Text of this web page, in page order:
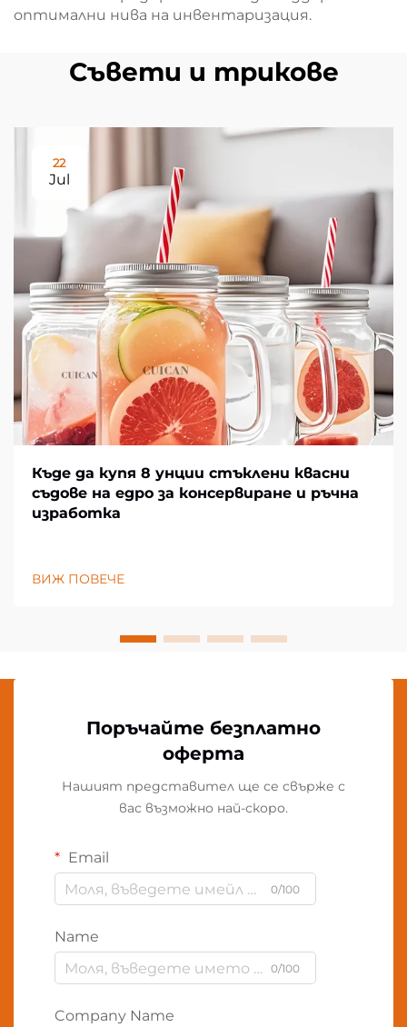
оптимални нива на инвентаризация.
Съвети и трикове
22
Jul
Къде да купя 8 унции стъклени квасни
съдове на едро за консервиране и ръчна
изработка
ВИЖ ПОВЕЧЕ
Поръчайте безплатно
оферта
Нашият представител ще се свърже с
вас възможно най-скоро.
Email
0/100
Name
0/100
Company Name